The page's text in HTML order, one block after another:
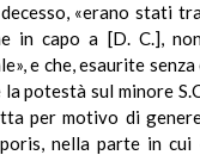
«erano stati
in capo a [D. C.],
e che, esaurite
potestà sul minore
per motivo di
nella parte in